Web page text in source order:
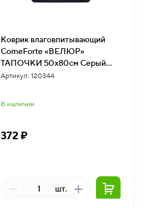
Коврик влаговпитывающий
ComeForte «ВЕЛЮР»
ТАПОЧКИ 50х80см Серый
10шт/уп TCLR/W-202
Артикул: 120344
В наличии
372 ₽
шт.